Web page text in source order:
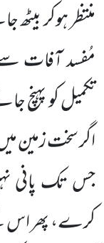
منتظر ہوکر
مُفسد آفات
تکمیل کو پہنچ
اگر سخت زمین
جس تک پانی
کرے، پھر اس